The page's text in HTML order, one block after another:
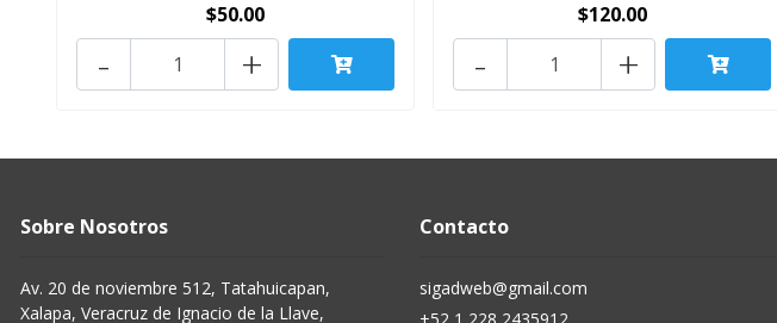
$50.00
+
-
$120.00
+
-
Sobre Nosotros
Av. 20 de noviembre 512, Tatahuicapan,
Xalapa, Veracruz de Ignacio de la Llave,
Contacto
sigadweb@gmail.com